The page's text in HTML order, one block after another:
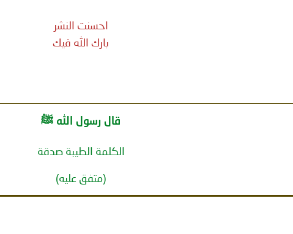
احسنت النشر
بارك الله فيك
قال رسول الله ﷺ
الكلمة الطيبة صدقة
(متفق عليه)